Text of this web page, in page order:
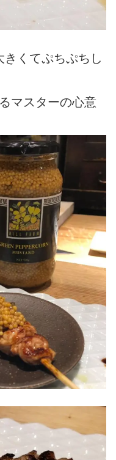
きくてぷちぷちし
マスターの心意